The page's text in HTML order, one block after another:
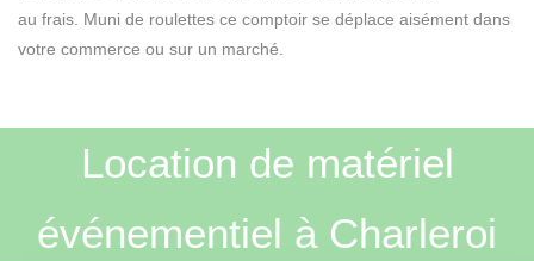
au frais. Muni de roulettes ce comptoir se déplace aisément dans
votre commerce ou sur un marché.
Location de matériel
événementiel à Charleroi